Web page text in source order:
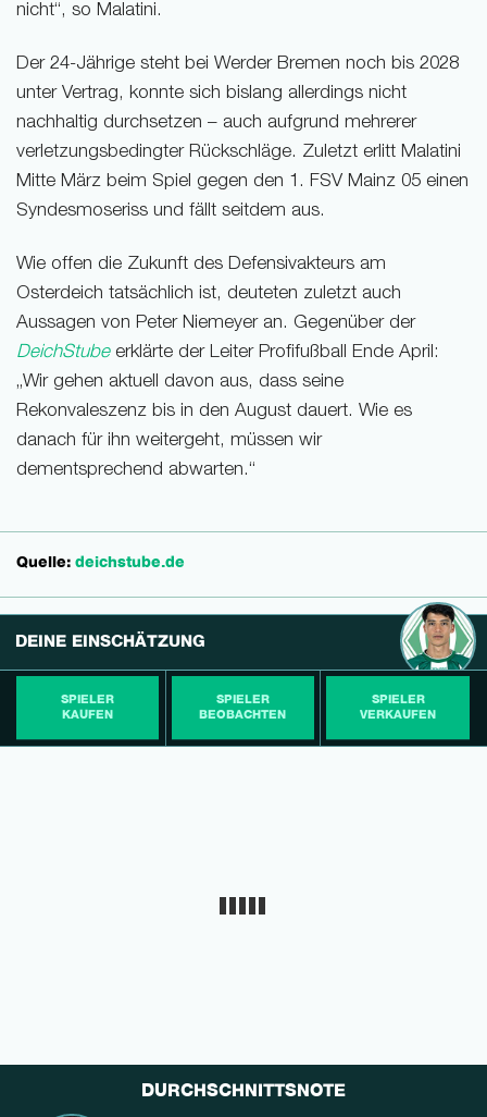
nicht“, so Malatini.
Der 24-Jährige steht bei Werder Bremen noch bis 2028
unter Vertrag, konnte sich bislang allerdings nicht
nachhaltig durchsetzen – auch aufgrund mehrerer
verletzungsbedingter Rückschläge. Zuletzt erlitt Malatini
Mitte März beim Spiel gegen den 1. FSV Mainz 05 einen
Syndesmose­riss und fällt seitdem aus.
Wie offen die Zukunft des Defensivakteurs am
Osterdeich tatsächlich ist, deuteten zuletzt auch
Aussagen von Peter Niemeyer an. Gegenüber der
DeichStubeerklärte der Leiter Profifußball Ende April:
„Wir gehen aktuell davon aus, dass seine
Rekonvaleszenz bis in den August dauert. Wie es
danach für ihn weitergeht, müssen wir
dementsprechend abwarten.“
Quelle: deichstube.de
DEINE EINSCHÄTZUNG
SPIELER
KAUFEN
SPIELER
BEOBACHTEN
SPIELER
VERKAUFEN
DURCHSCHNITTSNOTE